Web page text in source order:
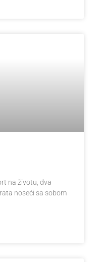
na životu, dva
noseći sa sobom